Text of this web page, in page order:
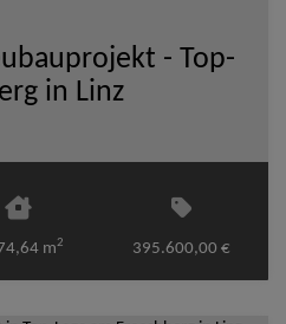
- Top-
in Linz
m2 395.600,00 €